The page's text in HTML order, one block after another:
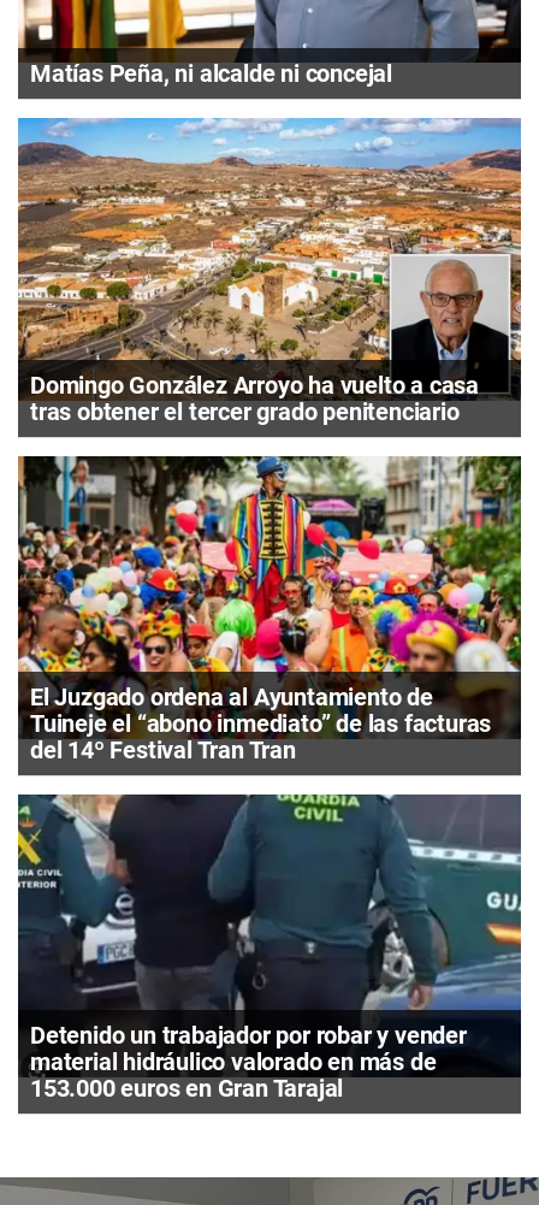
Matías Peña, ni alcalde ni concejal
Domingo González Arroyo ha vuelto a casa
tras obtener el tercer grado penitenciario
El Juzgado ordena al Ayuntamiento de
Tuineje el “abono inmediato” de las facturas
del 14º Festival Tran Tran
Detenido un trabajador por robar y vender
material hidráulico valorado en más de
153.000 euros en Gran Tarajal